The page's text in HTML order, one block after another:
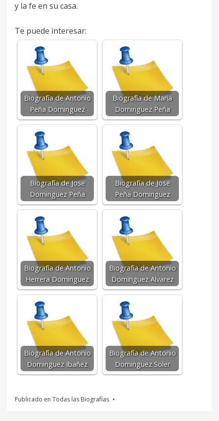
y la fe en su casa.
Te puede interesar:
Biografía de Antonio
Peña Dominguez
Biografía de Maria
Dominguez Peña
Biografía de Jose
Dominguez Peña
Biografía de Jose
Peña Dominguez
Biografía de Antonio
Herrera Dominguez
Biografía de Antonio
Dominguez Alvarez
Biografía de Antonio
Dominguez Ibañez
Biografía de Antonio
Dominguez Soler
Publicado en Todas las Biografías